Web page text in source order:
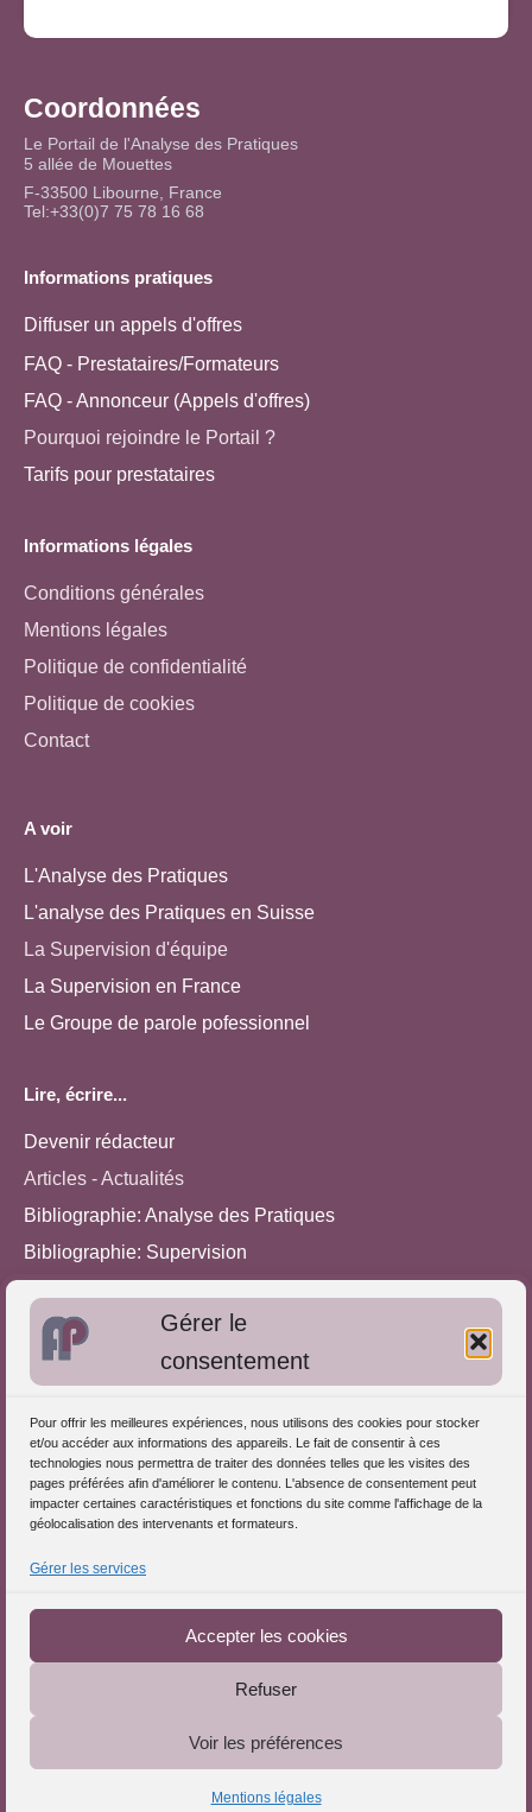
Gérer le
consentement
Pour offrir les meilleures expériences, nous utilisons des cookies pour stocker
et/ou accéder aux informations des appareils. Le fait de consentir à ces
technologies nous permettra de traiter des données telles que les visites des
pages préférées afin d'améliorer le contenu. L'absence de consentement peut
impacter certaines caractéristiques et fonctions du site comme l'affichage de la
géolocalisation des intervenants et formateurs.
Gérer les services
Accepter les cookies
Refuser
Voir les préférences
Mentions légales
Coordonnées
Le Portail de l'Analyse des Pratiques
5 allée de Mouettes
F-33500 Libourne, France
Tel:+33(0)7 75 78 16 68
Informations pratiques
Diffuser un appels d'offres
FAQ - Prestataires/Formateurs
FAQ - Annonceur (Appels d'offres)
Pourquoi rejoindre le Portail ?
Tarifs pour prestataires
Informations légales
Conditions générales
Mentions légales
Politique de confidentialité
Politique de cookies
Contact
A voir
L'Analyse des Pratiques
L'analyse des Pratiques en Suisse
La Supervision d'équipe
La Supervision en France
Le Groupe de parole pofessionnel
Lire, écrire...
Devenir rédacteur
Articles - Actualités
Bibliographie: Analyse des Pratiques
Bibliographie: Supervision
Approches de l'Analyse des pratiques
S'inscrire dans l'Annuaire
Publiez vos formations
Charte déontologique
Le Portail de l'Analyse des Pratiques © 2025 - Tous droits